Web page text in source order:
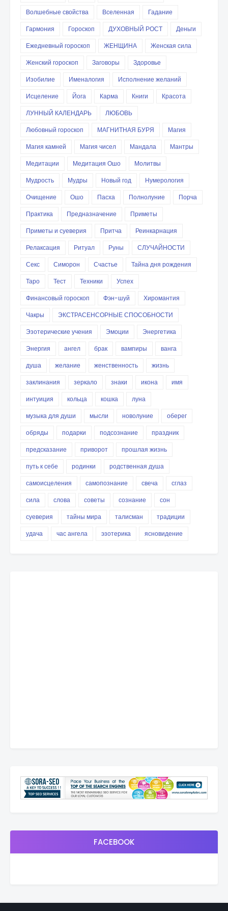
Волшебные свойства
Вселенная
Гадание
Гармония
Гороскоп ДУХОВНЫЙ РОСТ
Деньги
Ежедневный гороскоп
ЖЕНЩИНА
Женская сила
Женский гороскоп
Заговоры
Здоровье
Изобилие
Именалогия
Исполнение желаний
Исцеление
Йога Карма Книги
Красота
ЛУННЫЙ КАЛЕНДАРЬ
ЛЮБОВЬ
Любовный гороскоп
МАГНИТНАЯ БУРЯ
Магия
Магия камней
Магия чисел Мандала
Мантры
Медитации
Медитация Ошо
Молитвы
Мудрость
Мудры Новый год
Нумерология
Очищение
Ошо Пасха Полнолуние
Порча
Практика
Предназначение
Приметы
Приметы и суеверия
Притча
Реинкарнация
Релаксация
Ритуал Руны
СЛУЧАЙНОСТИ
Секс
Симорон Счастье
Тайна дня рождения
Таро
Тест Техники
Успех
Финансовый гороскоп
Фэн-шуй
Хиромантия
Чакры
ЭКСТРАСЕНСОРНЫЕ СПОСОБНОСТИ
Эзотерические учения
Эмоции
Энергетика
Энергия
ангел брак вампиры
ванга
душа
желание женственность
жизнь
заклинания
зеркало знаки икона
имя
интуиция
кольца кошка
луна
музыка для души
мысли новолуние
оберег
обряды
подарки подсознание
праздник
предсказание
приворот
прошлая жизнь
путь к себе
родинки
родственная душа
самоисцеления
самопознание свеча
сглаз
сила
слова советы сознание
сон
суеверия
тайны мира талисман
традиции
удача
час ангела эзотерика ясновидение
FACEBOOK